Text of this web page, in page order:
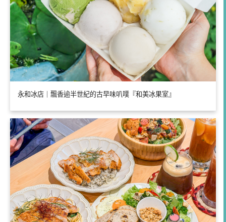
永和冰店｜飄香逾半世紀的古早味叭噗『和美冰果室』